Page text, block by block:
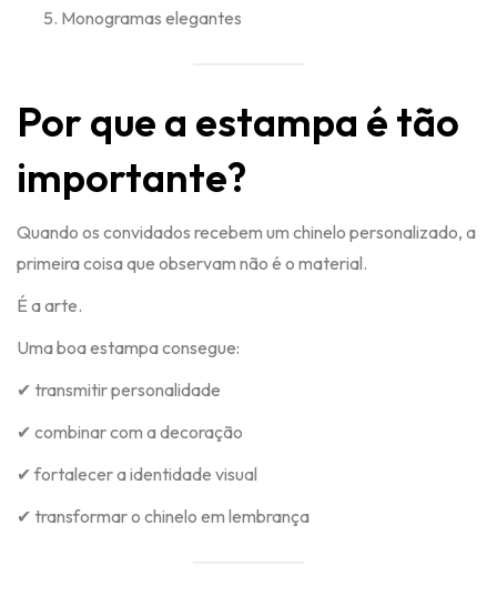
Monogramas elegantes
Por que a estampa é tão
importante?
Quando os convidados recebem um chinelo personalizado, a
primeira coisa que observam não é o material.
É a arte.
Uma boa estampa consegue:
✔ transmitir personalidade
✔ combinar com a decoração
✔ fortalecer a identidade visual
✔ transformar o chinelo em lembrança